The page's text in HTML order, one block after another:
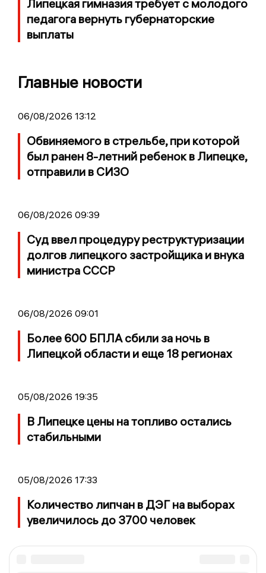
Липецкая гимназия требует с молодого
педагога вернуть губернаторские
выплаты
Главные новости
06/08/2026 13:12
Обвиняемого в стрельбе, при которой
был ранен 8-летний ребенок в Липецке,
отправили в СИЗО
06/08/2026 09:39
Суд ввел процедуру реструктуризации
долгов липецкого застройщика и внука
министра СССР
06/08/2026 09:01
Более 600 БПЛА сбили за ночь в
Липецкой области и еще 18 регионах
05/08/2026 19:35
В Липецке цены на топливо остались
стабильными
05/08/2026 17:33
Количество липчан в ДЭГ на выборах
увеличилось до 3700 человек